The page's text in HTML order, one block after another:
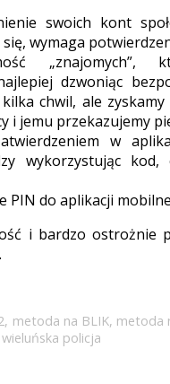
swoich kont
wymaga
dzwoniąc
chwil, ale
i jemu przekazujemy
w
wykorzystując
PIN do aplikacji
i bardzo ostrożnie
, metoda na BLIK, metoda
wieluńska policja